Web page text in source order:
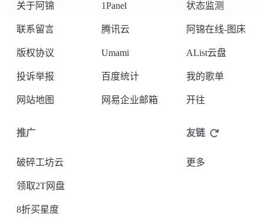
关于阿锦
联系留言
版权协议
投诉举报
网站地图
1Panel
腾讯云
Umami
百度统计
网易企业邮箱
状态监测
阿锦在线-图床
AList云盘
我的歌单
开往
推广
破碎工坊云
领取2T网盘
8折买星度
友链
更多